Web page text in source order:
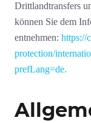
Drittlandtransfers
können Sie dem
entnehmen: https://
protection/
prefLang=de.